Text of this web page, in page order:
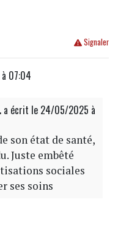
Signaler
07:04
a écrit le 24/05/2025 à
son état de santé,
Juste embêté
sociales
ses soins